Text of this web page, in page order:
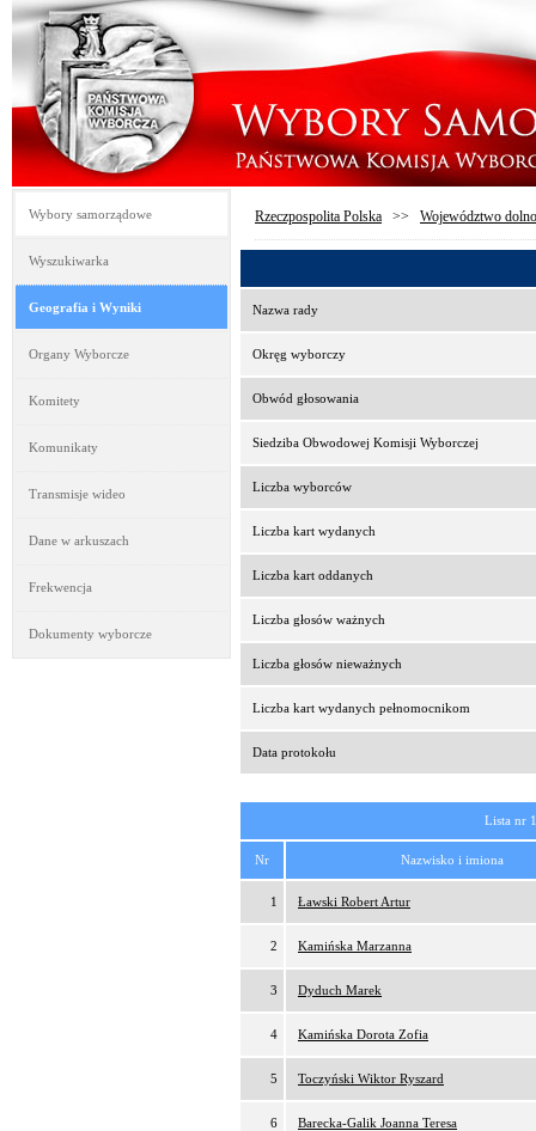
Wybory samorządowe
Wyszukiwarka
Geografia i Wyniki
Organy Wyborcze
Komitety
Komunikaty
Transmisje wideo
Dane w arkuszach
Frekwencja
Dokumenty wyborcze
Rzeczpospolita Polska >> Województwo
Nazwa rady
Okręg wyborczy
Obwód głosowania
Siedziba Obwodowej Komisji Wyborczej
Liczba wyborców
Liczba kart wydanych
Liczba kart oddanych
Liczba głosów ważnych
Liczba głosów nieważnych
Liczba kart wydanych pełnomocnikom
Data protokołu
Lista nr
Nr Nazwisko i imiona
1 Ławski Robert Artur
2 Kamińska Marzanna
3 Dyduch Marek
4 Kamińska Dorota Zofia
5 Toczyński Wiktor Ryszard
6 Barecka-Galik Joanna Teresa